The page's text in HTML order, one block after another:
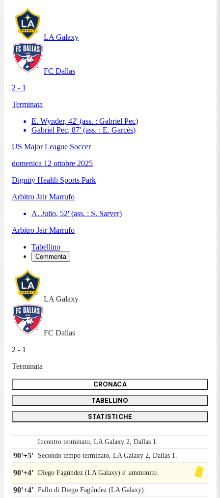
LA Galaxy
FC Dallas
2 - 1
Terminata
E. Wynder, 42' (ass. : Gabriel Pec)
Gabriel Pec, 87' (ass. : E. Garcés)
US Major League Soccer
domenica 12 ottobre 2025
Dignity Health Sports Park
Arbitro Jair Marrufo
A. Julio, 52' (ass. : S. Sarver)
Arbitro Jair Marrufo
Tabellino
Commenta
LA Galaxy
FC Dallas
2 - 1
Terminata
CRONACA
TABELLINO
STATISTICHE
Incontro terminato, LA Galaxy 2, Dallas 1.
90'+5' Secondo tempo terminato, LA Galaxy 2, Dallas 1.
90'+4' Diego Fagúndez (LA Galaxy) e' ammonito.
90'+4' Fallo di Diego Fagúndez (LA Galaxy).